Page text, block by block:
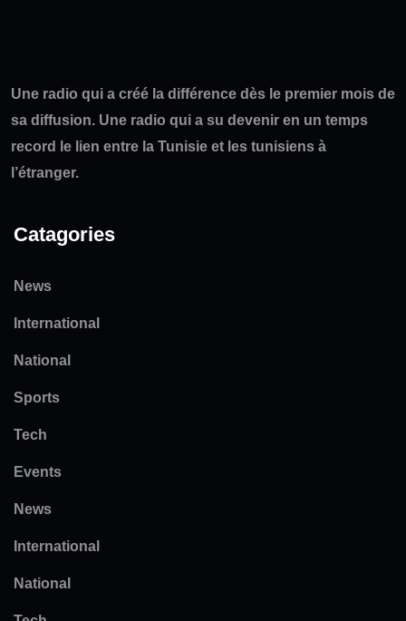
Une radio qui a créé la différence dès le premier mois de
sa diffusion. Une radio qui a su devenir en un temps
record le lien entre la Tunisie et les tunisiens à
l’étranger.
Catagories
News
International
National
Sports
Tech
Events
News
International
National